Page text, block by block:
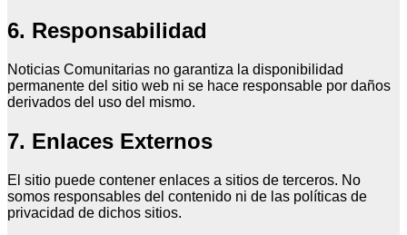
6. Responsabilidad
Noticias Comunitarias no garantiza la disponibilidad
permanente del sitio web ni se hace responsable por daños
derivados del uso del mismo.
7. Enlaces Externos
El sitio puede contener enlaces a sitios de terceros. No
somos responsables del contenido ni de las políticas de
privacidad de dichos sitios.